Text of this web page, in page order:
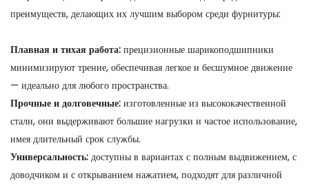
преимуществ, делающих их лучшим выбором среди фурнитуры:
Плавная и тихая работа: прецизионные шарикоподшипники
минимизируют трение, обеспечивая легкое и бесшумное движение
— идеально для любого пространства.
Прочные и долговечные: изготовленные из высококачественной
стали, они выдерживают большие нагрузки и частое использование,
имея длительный срок службы.
Универсальность: доступны в вариантах с полным выдвижением, с
доводчиком и с открыванием нажатием, подходят для различной